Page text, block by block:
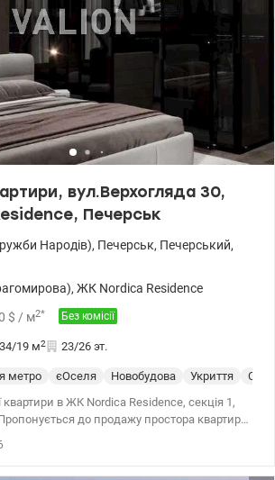
відеоспостереження 24/7 паркування
на перегляд у зручний для вас час.
0977893310 valion.ua/1148932
вул.Верхогляда 30,
Печерськ
Народів), Печерськ, Печерський,
, ЖК Nordica Residence
$ / м2* Без комісії
19 м2 23/26 эт.
метро єОселя Новобудова Укриття
в ЖК Nordica Residence, секція 1,
до продажу простора квартира